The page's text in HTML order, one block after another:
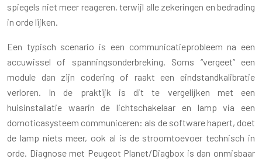
spiegels niet meer reageren, terwijl alle zekeringen en bedrading
in orde lijken.
Een typisch scenario is een communicatieprobleem na een
accuwissel of spanningsonderbreking. Soms “vergeet” een
module dan zijn codering of raakt een eindstandkalibratie
verloren. In de praktijk is dit te vergelijken met een
huisinstallatie waarin de lichtschakelaar en lamp via een
domoticasysteem communiceren: als de software hapert, doet
de lamp niets meer, ook al is de stroomtoevoer technisch in
orde. Diagnose met Peugeot Planet/Diagbox is dan onmisbaar